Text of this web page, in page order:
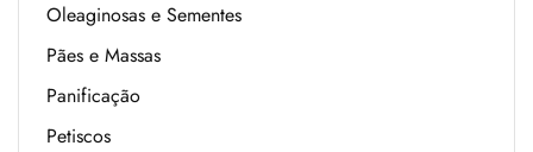
Oleaginosas e Sementes
Pães e Massas
Panificação
Petiscos